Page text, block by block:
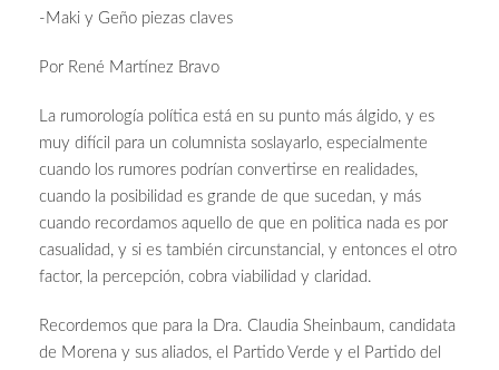
-Maki y Geño piezas claves
Por René Martínez Bravo
La rumorología política está en su punto más álgido, y es
muy difícil para un columnista soslayarlo, especialmente
cuando los rumores podrían convertirse en realidades,
cuando la posibilidad es grande de que sucedan, y más
cuando recordamos aquello de que en politica nada es por
casualidad, y si es también circunstancial, y entonces el otro
factor, la percepción, cobra viabilidad y claridad.
Recordemos que para la Dra. Claudia Sheinbaum, candidata
de Morena y sus aliados, el Partido Verde y el Partido del